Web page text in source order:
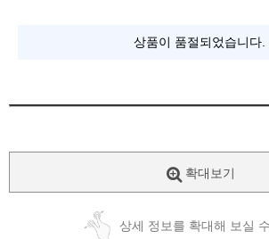
상품이 품절되었습니다.
확대보기
상세 정보를 확대해 보실